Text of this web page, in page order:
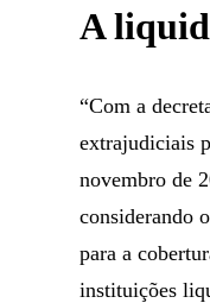
A
“Com a
extrajudiciais
novembro de
considerando
para a
instituições